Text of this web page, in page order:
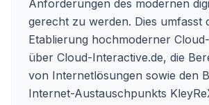
Anforderungen des modernen
gerecht zu werden. Dies umfasst
Etablierung hochmoderner
über Cloud-Interactive.de, die
von Internetlösungen sowie den
Internet-Austauschpunkts